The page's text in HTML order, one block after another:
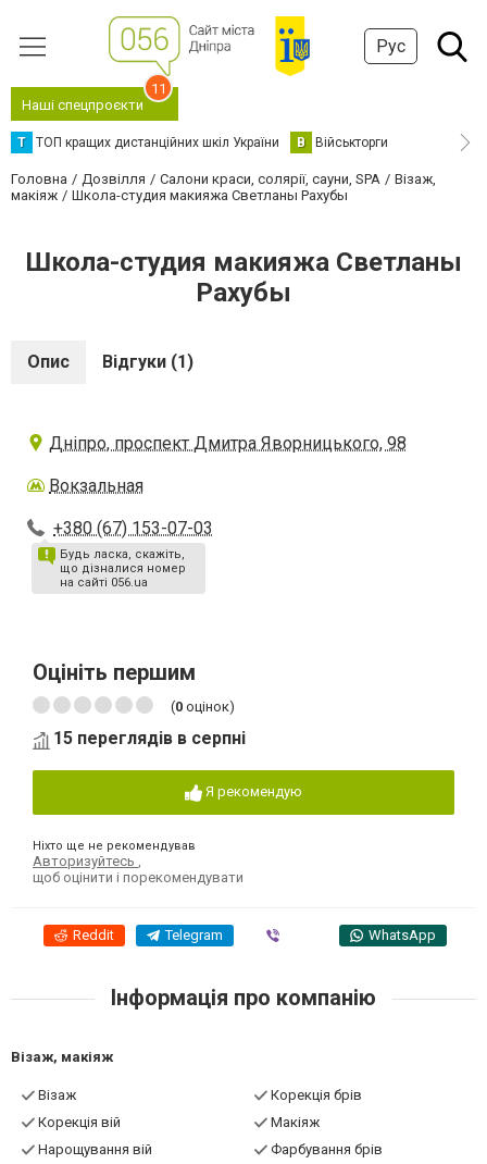
Рус
Наші спецпроєкти
11
Т ТОП кращих дистанційних шкіл України В Військторги
Головна Дозвілля Салони краси, солярії, сауни, SPA
Візаж,
макіяж
Школа-студия макияжа Светланы Рахубы
Школа-студия макияжа Светланы
Рахубы
Опис Відгуки (1)
Дніпро, проспект Дмитра Яворницького, 98
Вокзальная
+380 (67) 153-07-03
Будь ласка, скажіть,
що дізналися номер
на сайті 056.ua
Оцініть першим
(0 оцінок)
15 переглядів в серпні
Я рекомендую
Ніхто ще не рекомендував
Авторизуйтесь
щоб оцінити і порекомендувати
Reddit Telegram WhatsApp
Інформація про компанію
Візаж, макіяж
Візаж
Корекція брів
Корекція вій
Макіяж
Нарощування вій
Фарбування брів